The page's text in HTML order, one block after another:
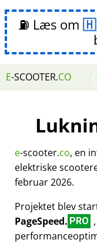
⛽ Læs om
E-SCOOTER.CO
e-scooter.co, en
elektriske
februar 2026.
Projektet blev
PageSpeed. PRO